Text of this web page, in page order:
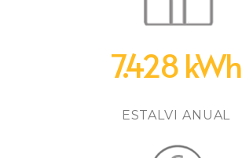
7.428 kWh
ESTALVI ANUAL